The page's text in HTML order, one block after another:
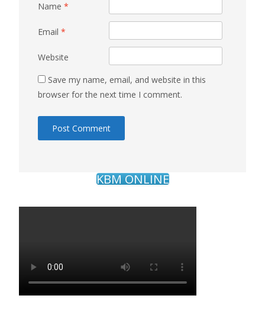
Name *
Email *
Website
Save my name, email, and website in this
browser for the next time I comment.
KBM ONLINE